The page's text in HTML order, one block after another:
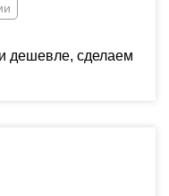
дешевле, сделаем